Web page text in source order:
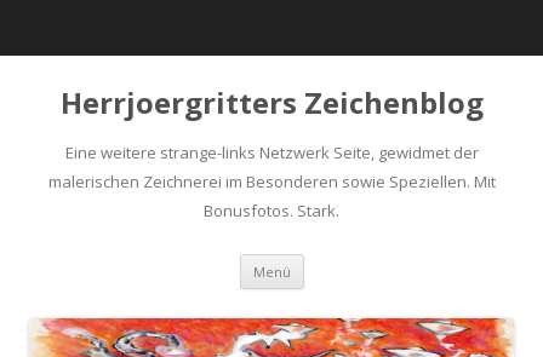
Herrjoergritters Zeichenblog
Eine weitere strange-links Netzwerk Seite, gewidmet der
malerischen Zeichnerei im Besonderen sowie Speziellen. Mit
Bonusfotos. Stark.
Menü Zum Inhalt springen